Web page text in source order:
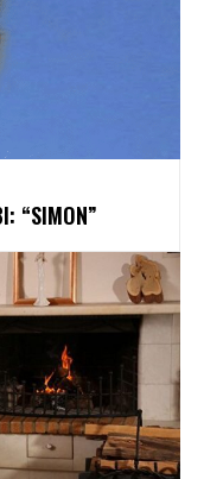
“SIMON”